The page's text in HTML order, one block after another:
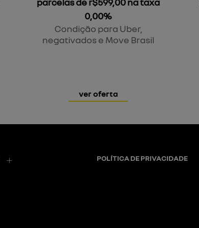
parcelas de r$599,00 na taxa
0,00%
Condição para Uber,
negativados e Move Brasil
ver oferta
POLÍTICA DE PRIVACIDADE